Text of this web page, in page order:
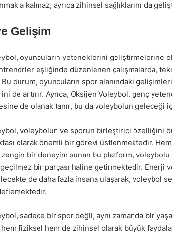
kalmaz, ayrıca zihinsel sağlıklarını da
Gelişim
oyuncuların yeteneklerini geliştirmelerine
eşliğinde düzenlenen çalışmalarda,
Bu durum, oyuncuların spor alanındaki
de artırır. Ayrıca, Oksijen Voleybol, genç
de olanak tanır, bu da voleybolun geleceği
voleybolun ve sporun birleştirici özelliğini
olarak önemli bir görevi üstlenmektedir.
zengin bir deneyim sunan bu platform,
bir parçası haline getirmektedir. Enerji
de daha fazla insana ulaşarak, voleybol
sadece bir spor değil, aynı zamanda bir
hem fiziksel hem de zihinsel olarak büyük